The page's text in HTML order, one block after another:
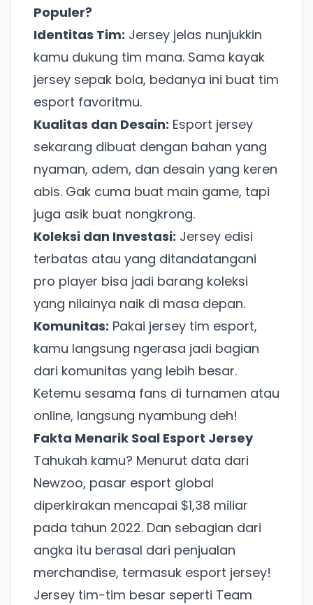
Populer?
Identitas Tim: Jersey jelas nunjukkin
kamu dukung tim mana. Sama kayak
jersey sepak bola, bedanya ini buat tim
esport favoritmu.
Kualitas dan Desain: Esport jersey
sekarang dibuat dengan bahan yang
nyaman, adem, dan desain yang keren
abis. Gak cuma buat main game, tapi
juga asik buat nongkrong.
Koleksi dan Investasi: Jersey edisi
terbatas atau yang ditandatangani
pro player bisa jadi barang koleksi
yang nilainya naik di masa depan.
Komunitas: Pakai jersey tim esport,
kamu langsung ngerasa jadi bagian
dari komunitas yang lebih besar.
Ketemu sesama fans di turnamen atau
online, langsung nyambung deh!
Fakta Menarik Soal Esport Jersey
Tahukah kamu? Menurut data dari
Newzoo, pasar esport global
diperkirakan mencapai $1,38 miliar
pada tahun 2022. Dan sebagian dari
angka itu berasal dari penjualan
merchandise, termasuk esport jersey!
Jersey tim-tim besar seperti Team